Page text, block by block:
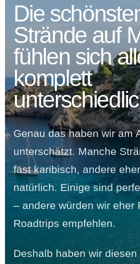
Die
Strände auf
fühlen sich
komplett
Genau das haben wir am
unterschätzt. Manche
fast karibisch, andere
natürlich. Einige sind
– andere würden wir eher
Roadtrips empfehlen.
Deshalb haben wir